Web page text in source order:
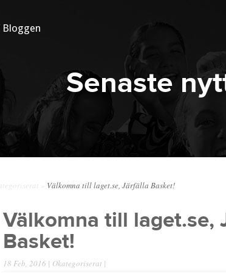
Bloggen
Senaste
Välkomna till laget.se, Järfälla Basket!
Välkomna till laget.se,
Basket!
18 Feb, 2016 | Okategoriserat |